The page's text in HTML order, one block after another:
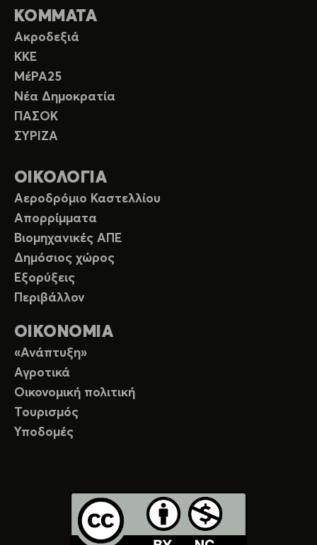
ΚΟΜΜΑΤΑ
Ακροδεξιά
ΚΚΕ
ΜέΡΑ25
Νέα Δημοκρατία
ΠΑΣΟΚ
ΣΥΡΙΖΑ
ΟΙΚΟΛΟΓΙΑ
Αεροδρόμιο Καστελλίου
Απορρίμματα
Βιομηχανικές ΑΠΕ
Δημόσιος χώρος
Εξορύξεις
Περιβάλλον
ΟΙΚΟΝΟΜΙΑ
«Ανάπτυξη»
Αγροτικά
Οικονομική πολιτική
Τουρισμός
Υποδομές